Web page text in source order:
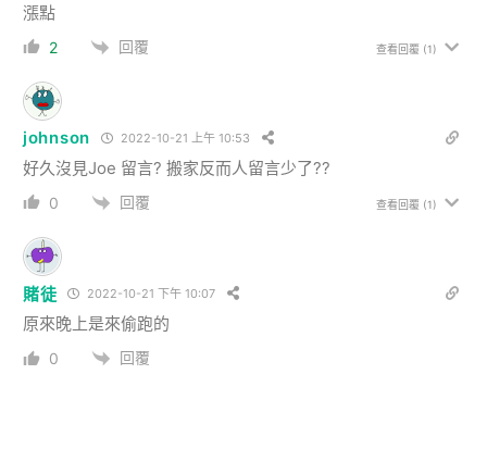
漲點
2 回覆 查看回覆 (1)
johnson 2022-10-21 上午 10:53
好久沒見Joe 留言? 搬家反而人留言少了??
0 回覆 查看回覆 (1)
賭徒 2022-10-21 下午 10:07
原來晚上是來偷跑的
0 回覆